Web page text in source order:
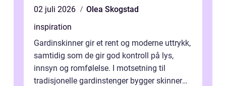
02 juli 2026
Olea Skogstad
inspiration
Gardinskinner gir et rent og moderne uttrykk,
samtidig som de gir god kontroll på lys,
innsyn og romfølelse. I motsetning til
tradisjonelle gardinstenger bygger skinner